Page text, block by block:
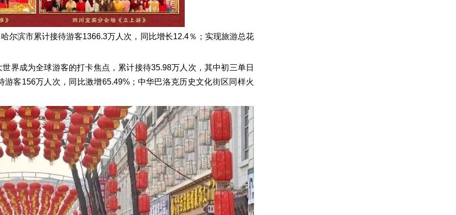
尔滨市累计接待游客1366.3万人次，同比增长12.4％；实现旅游总花
界成为全球游客的打卡焦点，累计接待35.98万人次，其中初三单日
客156万人次，同比激增65.49%；中华巴洛克历史文化街区同样火